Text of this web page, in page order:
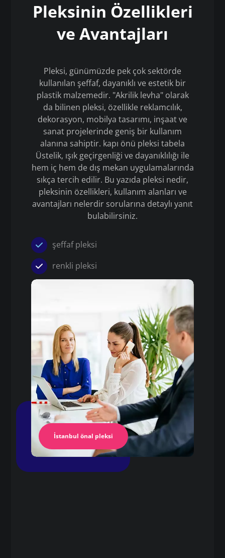
İstanbul önal pleksi
Pleksinin Özellikleri
ve Avantajları
Pleksi, günümüzde pek çok sektörde
kullanılan şeffaf, dayanıklı ve estetik bir
plastik malzemedir. "Akrilik levha" olarak
da bilinen pleksi, özellikle reklamcılık,
dekorasyon, mobilya tasarımı, inşaat ve
sanat projelerinde geniş bir kullanım
alanına sahiptir. kapı önü pleksi tabela
Üstelik, ışık geçirgenliği ve dayanıklılığı ile
hem iç hem de dış mekan uygulamalarında
sıkça tercih edilir. Bu yazıda pleksi nedir,
pleksinin özellikleri, kullanım alanları ve
avantajları nelerdir sorularına detaylı yanıt
bulabilirsiniz.
şeffaf pleksi
renkli pleksi
Pleksi Masa
İstanbul Pleksi